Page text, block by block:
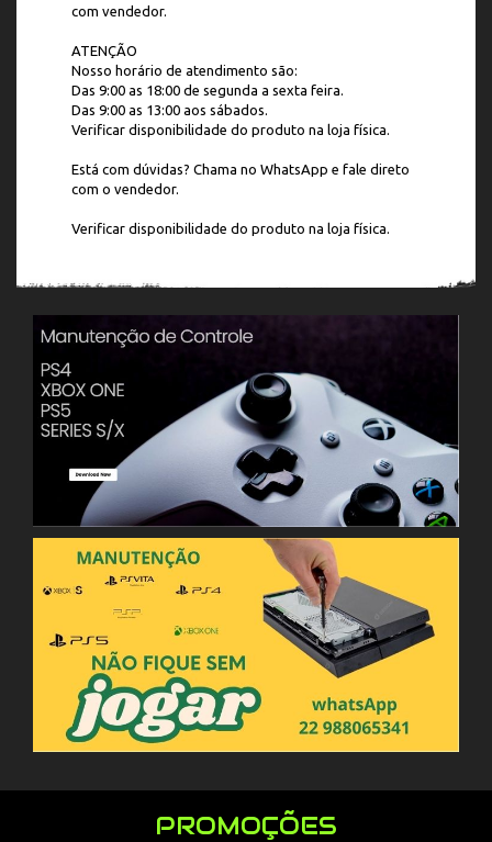
com vendedor.
ATENÇÃO
Nosso horário de atendimento são:
Das 9:00 as 18:00 de segunda a sexta feira.
Das 9:00 as 13:00 aos sábados.
Verificar disponibilidade do produto na loja física.
Está com dúvidas? Chama no WhatsApp e fale direto
com o vendedor.
Verificar disponibilidade do produto na loja física.
PROMOÇÕES